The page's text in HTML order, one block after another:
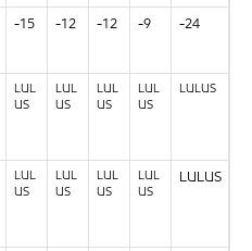
-15 -12 -12 -9 -24
LUL
US
LUL
US
LUL
US
LUL
US
LULUS
LUL
US
LUL
US
LUL
US
LUL
US
LULUS